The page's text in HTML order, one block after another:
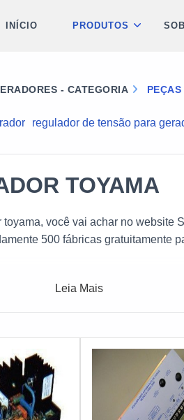
INÍCIO PRODUTOS
- CATEGORIA
regulador de tensão para
TOYAMA
você vai achar no website
500 fábricas gratuitamente
Leia Mais